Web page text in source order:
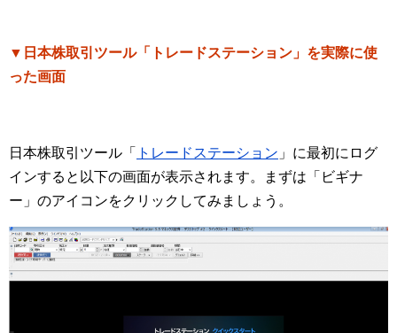
▼日本株取引ツール「トレードステーション」を実際に使
った画面
日本株取引ツール「 トレードステーション 」に最初にログ
インすると以下の画面が表示されます。まずは「ビギナ
ー」のアイコンをクリックしてみましょう。